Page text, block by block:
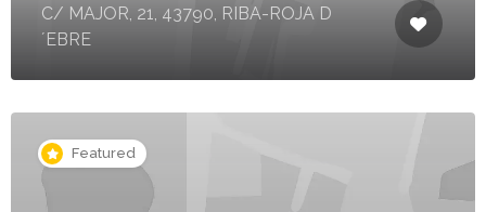
C/ MAJOR, 21, 43790, RIBA-ROJA D
´EBRE
Featured